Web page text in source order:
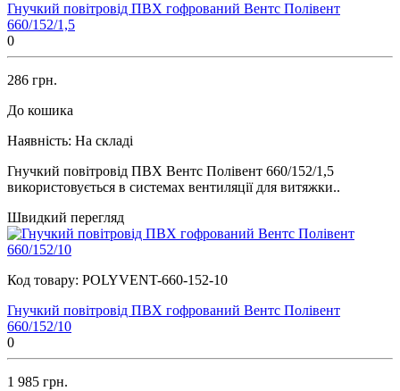
Гнучкий повітровід ПВХ гофрований Вентс Полівент
660/152/1,5
0
286 грн.
До кошика
Наявність: На складі
Гнучкий повітровід ПВХ Вентс Полівент 660/152/1,5
використовується в системах вентиляції для витяжки..
Швидкий перегляд
Код товару: POLYVENT-660-152-10
Гнучкий повітровід ПВХ гофрований Вентс Полівент
660/152/10
0
1 985 грн.